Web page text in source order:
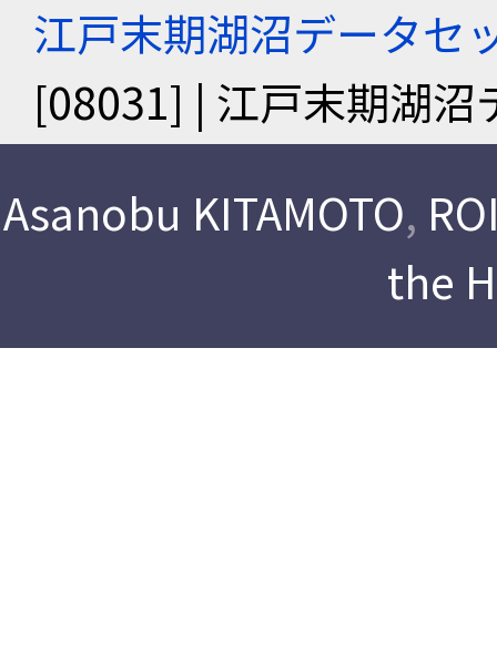
江戸末期湖沼データセ
[08031] | 江戸末期湖沼
Asanobu KITAMOTO,
the